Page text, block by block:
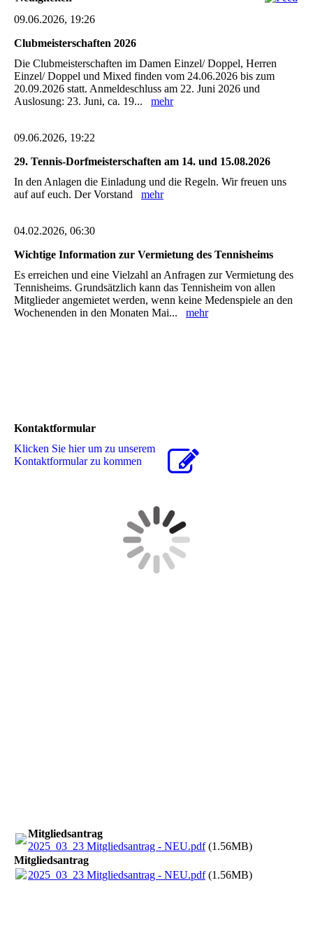
09.06.2026, 19:26
Clubmeisterschaften 2026
Die Clubmeisterschaften im Damen Einzel/ Doppel, Herren
Einzel/ Doppel und Mixed finden vom 24.06.2026 bis zum
20.09.2026 statt. Anmeldeschluss am 22. Juni 2026 und
Auslosung: 23. Juni, ca. 19... mehr
09.06.2026, 19:22
29. Tennis-Dorfmeisterschaften am 14. und 15.08.2026
In den Anlagen die Einladung und die Regeln. Wir freuen uns
auf auf euch. Der Vorstand mehr
04.02.2026, 06:30
Wichtige Information zur Vermietung des Tennisheims
Es erreichen und eine Vielzahl an Anfragen zur Vermietung des
Tennisheims. Grundsätzlich kann das Tennisheim von allen
Mitglieder angemietet werden, wenn keine Medenspiele an den
Wochenenden in den Monaten Mai... mehr
Kontaktformular
Klicken Sie hier um zu unserem
Kon­takt­for­mu­lar zu kommen
Mitgliedsantrag
2025_03_23 Mitgliedsantrag - NEU.pdf(1.56MB)
Mitgliedsantrag
2025_03_23 Mitgliedsantrag - NEU.pdf(1.56MB)